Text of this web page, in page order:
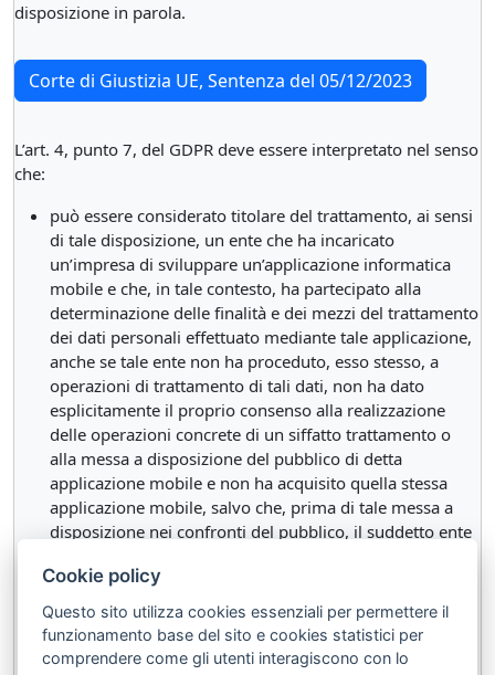
disposizione in parola.
Corte di Giustizia UE, Sentenza del 05/12/2023
L’art. 4, punto 7, del GDPR deve essere interpretato nel senso
che:
può essere considerato titolare del trattamento, ai sensi
di tale disposizione, un ente che ha incaricato
un’impresa di sviluppare un’applicazione informatica
mobile e che, in tale contesto, ha partecipato alla
determinazione delle finalità e dei mezzi del trattamento
dei dati personali effettuato mediante tale applicazione,
anche se tale ente non ha proceduto, esso stesso, a
operazioni di trattamento di tali dati, non ha dato
esplicitamente il proprio consenso alla realizzazione
delle operazioni concrete di un siffatto trattamento o
alla messa a disposizione del pubblico di detta
applicazione mobile e non ha acquisito quella stessa
applicazione mobile, salvo che, prima di tale messa a
disposizione nei confronti del pubblico, il suddetto ente
dei dati personali che ne è derivato.
costituisce un «trattamento», ai sensi di tale
disposizione, l’uso di dati personali a fini di test
informatici di un’applicazione mobile, salvo che tali dati
Cookie policy
Questo sito utilizza cookies essenziali per permettere il
funzionamento base del sito e cookies statistici per
comprendere come gli utenti interagiscono con lo